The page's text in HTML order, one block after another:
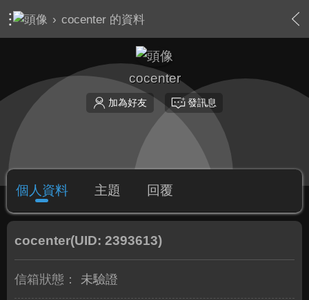
› cocenter 的資料
cocenter
加為好友 發訊息
個人資料 主題 回覆
cocenter(UID: 2393613)
信箱狀態： 未驗證